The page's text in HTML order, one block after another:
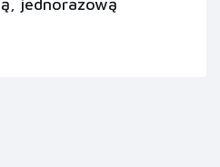
jednorazową